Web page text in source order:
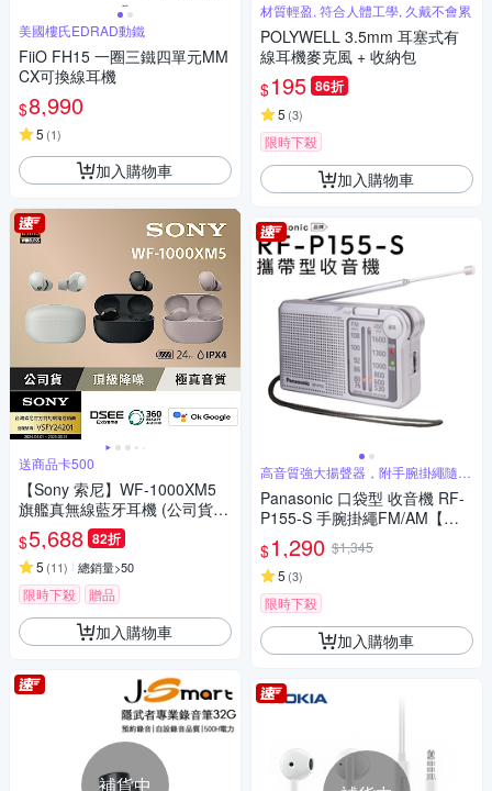
美國樓氏EDRAD動鐵
FiiO FH15 一圈三鐵四單元MM
CX可換線耳機
$8,990
5 (1)
加入購物車
送商品卡500
【Sony 索尼】WF-1000XM5
旗艦真無線藍牙耳機 (公司貨
保固12+6個月)
$5,688 82折
5 (11) 總銷量>50
限時下殺 贈品
加入購物車
補貨中
材質輕盈, 符合人體工學, 久戴不會累
POLYWELL 3.5mm 耳塞式有
線耳機麥克風 + 收納包
$195 86折
5 (3)
限時下殺
加入購物車
高音質強大揚聲器，附手腕掛繩隨手
聽
Panasonic 口袋型 收音機 RF-
P155-S 手腕掛繩FM/AM【保
固一年】
$1,290 $1,345
5 (3)
限時下殺
加入購物車